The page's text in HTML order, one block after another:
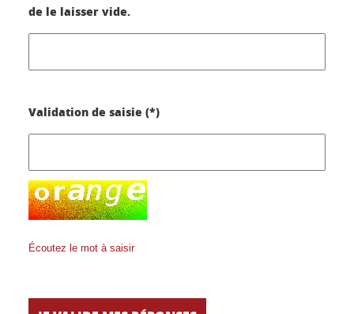
de le laisser vide.
Validation de saisie (*)
Écoutez le mot à saisir